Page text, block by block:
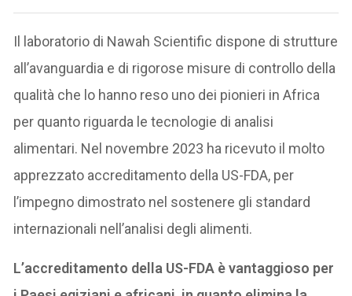
Il laboratorio di Nawah Scientific dispone di strutture
all’avanguardia e di rigorose misure di controllo della
qualità che lo hanno reso uno dei pionieri in Africa
per quanto riguarda le tecnologie di analisi
alimentari. Nel novembre 2023 ha ricevuto il molto
apprezzato accreditamento della US-FDA, per
l’impegno dimostrato nel sostenere gli standard
internazionali nell’analisi degli alimenti.
L’accreditamento della US-FDA è vantaggioso per